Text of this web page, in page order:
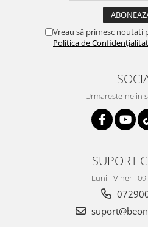
Vreau să primesc noutati
Politica de
Urmareste-ne in
SUPORT
Luni - Vineri: